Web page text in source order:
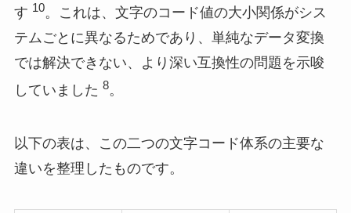
す 10。これは、文字のコード値の大小関係がシス
テムごとに異なるためであり、単純なデータ変換
では解決できない、より深い互換性の問題を示唆
していました 8。
以下の表は、この二つの文字コード体系の主要な
違いを整理したものです。